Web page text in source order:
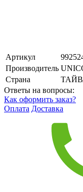
Артикул
Производитель
Страна
Ответы на вопросы:
Как оформить заказ?
Оплата Доставка